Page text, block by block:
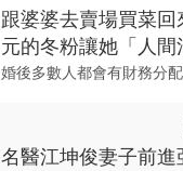
困境。一名網友抒發了他在
跟婆婆去賣場買菜
元的冬粉讓她「人
嘆：這家人吃骨頭啃
婚後多數人都會有財務分
免傷和氣。一名人妻表示
賣場買菜花了1萬多元，回
名醫江坤俊妻子前進